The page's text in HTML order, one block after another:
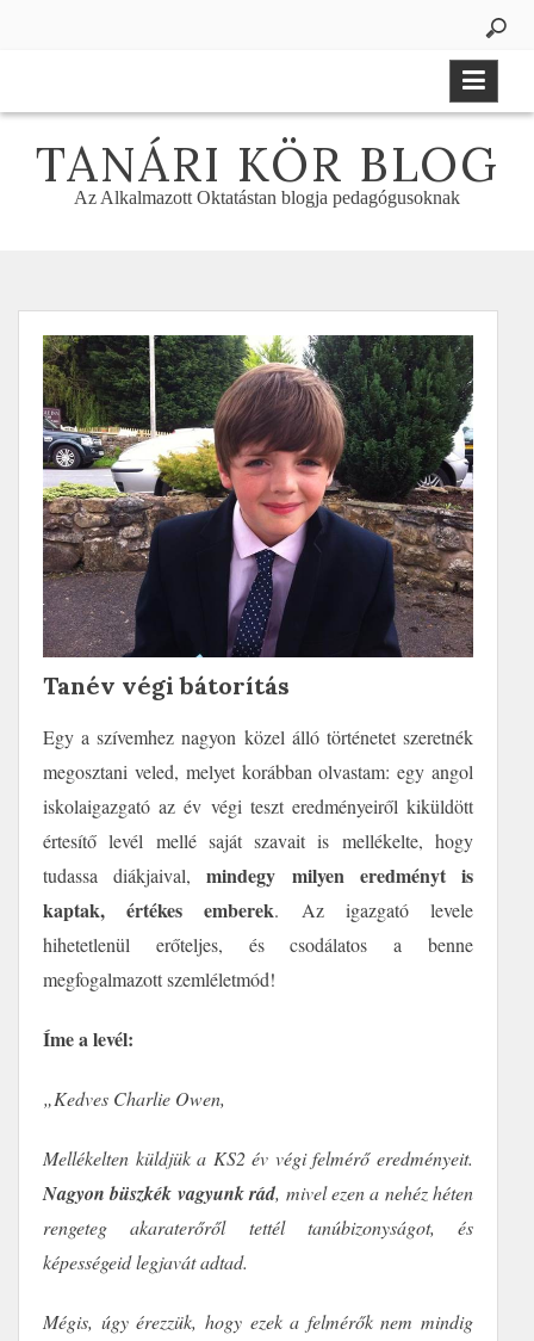
TANÁRI KÖR BLOG
Az Alkalmazott Oktatástan blogja pedagógusoknak
Tanév végi bátorítás
Egy a szívemhez nagyon közel álló történetet szeretnék
megosztani veled, melyet korábban olvastam: egy angol
iskolaigazgató az év végi teszt eredményeiről kiküldött
értesítő levél mellé saját szavait is mellékelte, hogy
tudassa diákjaival,mindegy milyen eredményt is
kaptak, értékes emberek. Az igazgató levele
hihetetlenül erőteljes, és csodálatos a benne
megfogalmazott szemléletmód!
Íme a levél:
„Kedves Charlie Owen,
Mellékelten küldjük a KS2 év végi felmérő eredményeit.
Nagyon büszkék vagyunk rád, mivel ezen a nehéz héten
rengeteg akaraterőről tettél tanúbizonyságot, és
képességeid legjavát adtad.
Mégis, úgy érezzük, hogy ezek a felmérők nem mindig